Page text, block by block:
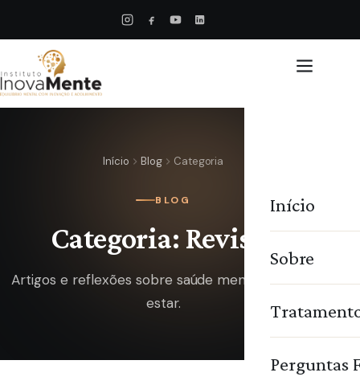
Início
Sobre
Perguntas
Início Blog Categoria
BLOG
Categoria: Revista
Artigos e reflexões sobre saúde mental e bem-
estar.